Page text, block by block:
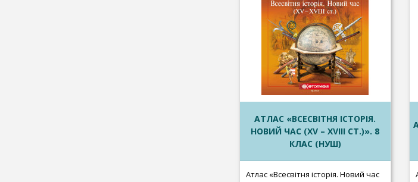
АТЛАС «ВСЕСВІТНЯ ІСТОРІЯ.
НОВИЙ ЧАС (XV – XVIII СТ.)». 8
КЛАС (НУШ)
Атлас «Всесвітня історія. Новий час